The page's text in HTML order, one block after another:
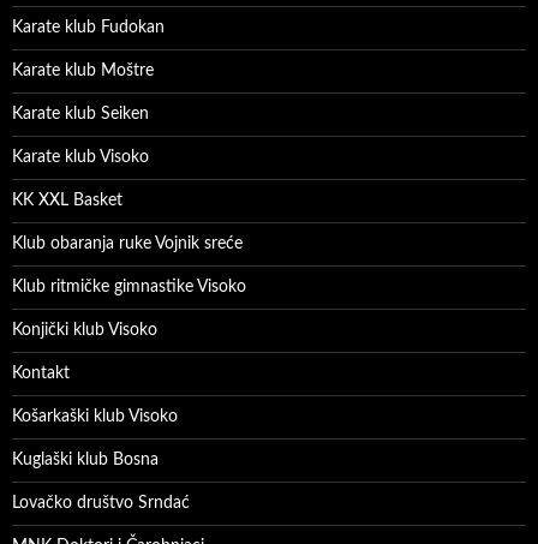
Karate klub Fudokan
Karate klub Moštre
Karate klub Seiken
Karate klub Visoko
KK XXL Basket
Klub obaranja ruke Vojnik sreće
Klub ritmičke gimnastike Visoko
Konjički klub Visoko
Kontakt
Košarkaški klub Visoko
Kuglaški klub Bosna
Lovačko društvo Srndać